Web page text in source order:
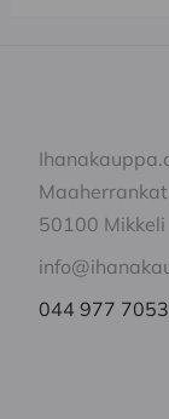
50100 Mikkeli
044 977 7053